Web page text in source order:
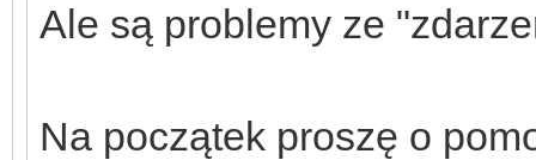
Ale są problemy ze
Na początek proszę o